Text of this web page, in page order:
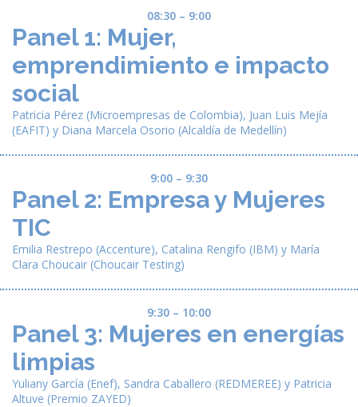
08:30 – 9:00
Panel 1: Mujer,
emprendimiento e impacto
social
Patricia Pérez (Microempresas de Colombia), Juan Luis Mejía
(EAFIT) y Diana Marcela Osorio (Alcaldía de Medellín)
9:00 – 9:30
Panel 2: Empresa y Mujeres
TIC
Emilia Restrepo (Accenture), Catalina Rengifo (IBM) y María
Clara Choucair (Choucair Testing)
9:30 – 10:00
Panel 3: Mujeres en energías
limpias
Yuliany García (Enef), Sandra Caballero (REDMEREE) y Patricia
Altuve (Premio ZAYED)